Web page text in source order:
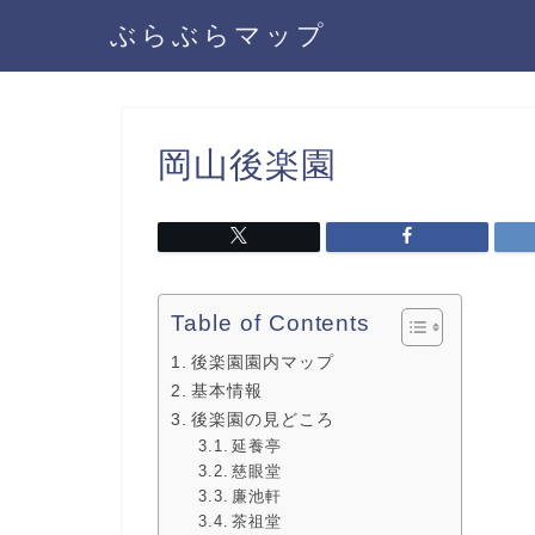
ぶらぶらマップ
岡山後楽園
Table of Contents
後楽園園内マップ
基本情報
後楽園の見どころ
延養亭
慈眼堂
廉池軒
茶祖堂